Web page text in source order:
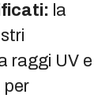
la
raggi UV e
per